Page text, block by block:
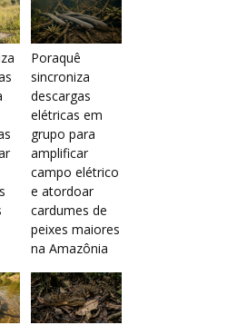
Poraquê
sincroniza
descargas
elétricas em
grupo para
amplificar
campo elétrico
e atordoar
cardumes de
peixes maiores
na Amazônia